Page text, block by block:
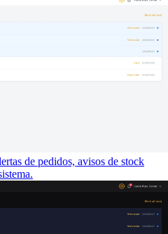
de pedidos, avisos de stock